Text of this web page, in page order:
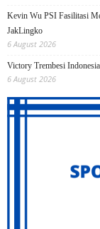
Kevin Wu PSI Fasilitasi
JakLingko
6 August 2026
Victory Trembesi
6 August 2026